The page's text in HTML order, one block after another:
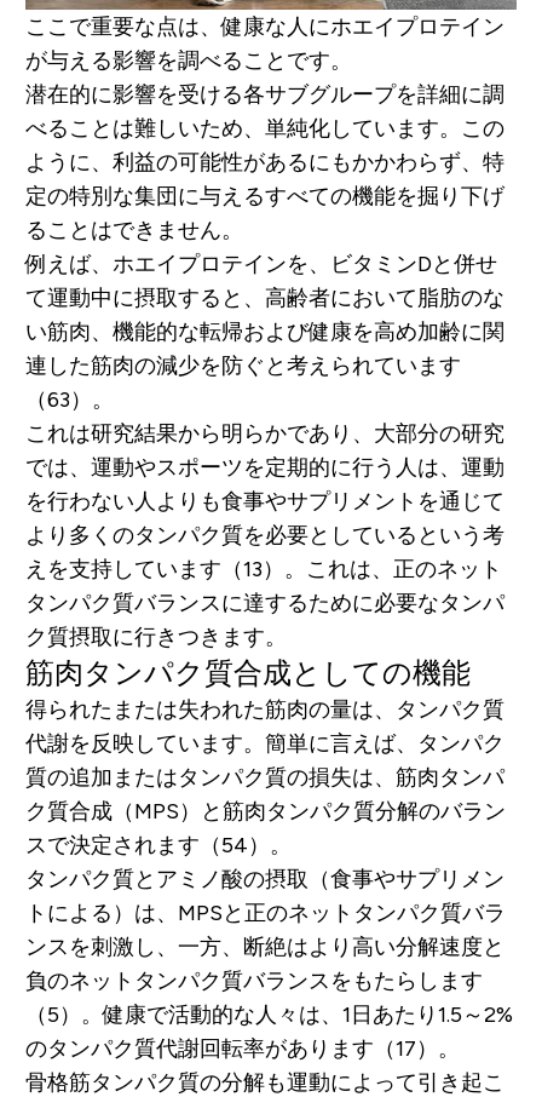
ここで重要な点は、健康な人にホエイプロテイン
が与える影響を調べることです。
潜在的に影響を受ける各サブグループを詳細に調
べることは難しいため、単純化しています。この
ように、利益の可能性があるにもかかわらず、特
定の特別な集団に与えるすべての機能を掘り下げ
ることはできません。
例えば、ホエイプロテインを、ビタミンDと併せ
て運動中に摂取すると、高齢者において脂肪のな
い筋肉、機能的な転帰および健康を高め加齢に関
連した筋肉の減少を防ぐと考えられています
（63）。
これは研究結果から明らかであり、大部分の研究
では、運動やスポーツを定期的に行う人は、運動
を行わない人よりも食事やサプリメントを通じて
より多くのタンパク質を必要としているという考
えを支持しています（13）。これは、正のネット
タンパク質バランスに達するために必要なタンパ
ク質摂取に行きつきます。
筋肉タンパク質合成としての機能
得られたまたは失われた筋肉の量は、タンパク質
代謝を反映しています。簡単に言えば、タンパク
質の追加またはタンパク質の損失は、筋肉タンパ
ク質合成（MPS）と筋肉タンパク質分解のバラン
スで決定されます（54）。
タンパク質とアミノ酸の摂取（食事やサプリメン
トによる）は、MPSと正のネットタンパク質バラ
ンスを刺激し、一方、断絶はより高い分解速度と
負のネットタンパク質バランスをもたらします
（5）。健康で活動的な人々は、1日あたり1.5～2%
のタンパク質代謝回転率があります（17）。
骨格筋タンパク質の分解も運動によって引き起こ